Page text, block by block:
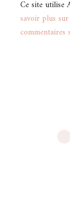
Ce site utilise
savoir plus
commentaires